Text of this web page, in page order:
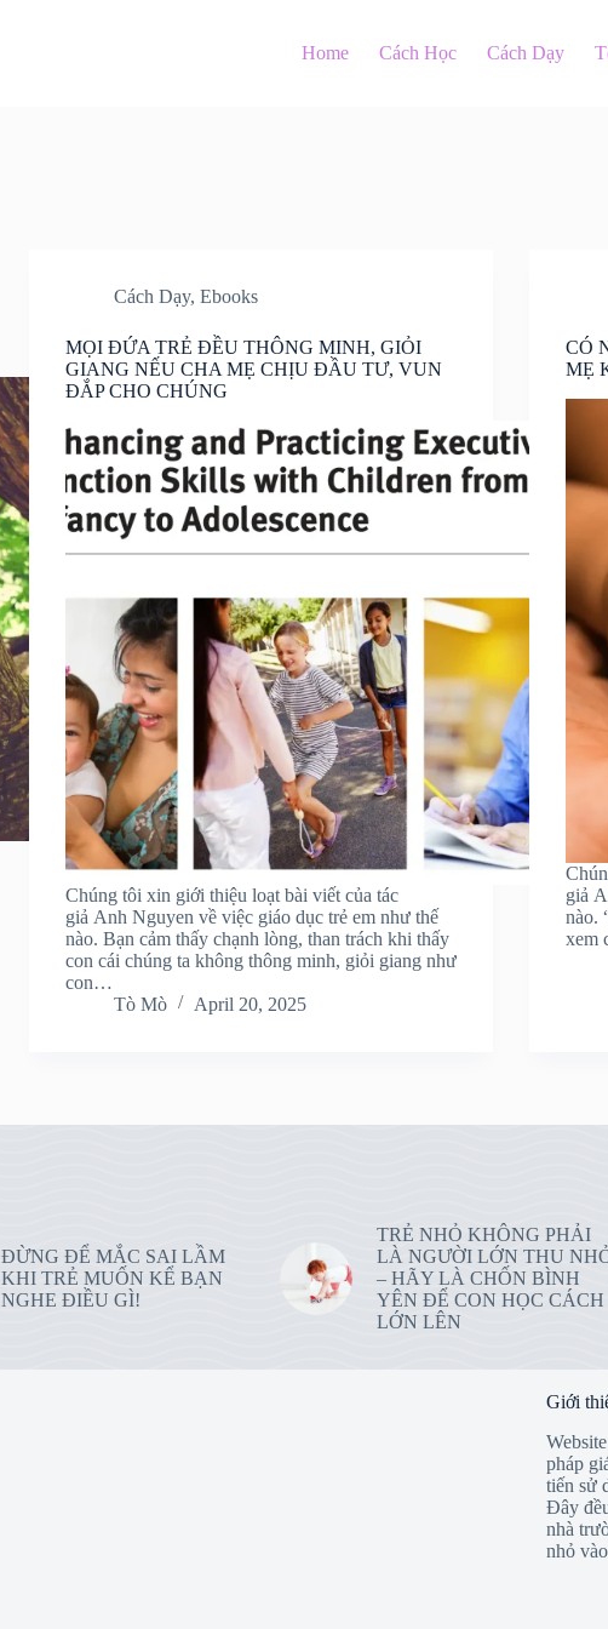
Home Cách Học Cách Dạy
Cách Dạy,Ebooks
MỌI ĐỨA TRẺ ĐỀU THÔNG MINH, GIỎI
GIANG NẾU CHA MẸ CHỊU ĐẦU TƯ, VUN
ĐẮP CHO CHÚNG
Chúng tôi xin giới thiệu loạt bài viết của tác
giả Anh Nguyen về việc giáo dục trẻ em như thế
nào. Bạn cảm thấy chạnh lòng, than trách khi thấy
con cái chúng ta không thông minh, giỏi giang như
con…
Tò Mò
April 20, 2025
CÓ
MẸ
giả
nào.
xem
ĐỪNG ĐỂ MẮC SAI LẦM
KHI TRẺ MUỐN KỂ BẠN
NGHE ĐIỀU GÌ!
TRẺ NHỎ KHÔNG PHẢI
LÀ NGƯỜI LỚN THU
– HÃY LÀ CHỐN BÌNH
YÊN ĐỂ CON HỌC CÁCH
LỚN LÊN
Giới
pháp
tiến sử
Đây
nhà
nhỏ